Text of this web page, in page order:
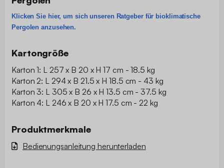
Klicken Sie hier, um sich unseren Ratgeber für bioklimatische
Pergolen anzusehen.
Kartongröße
Karton 1: L 257 x B 20 x H 17 cm - 18.5 kg
Karton 2: L 294 x B 21.5 x H 18.5 cm - 43 kg
Karton 3: L 305 x B 26 x H 13.5 cm - 37.5 kg
Karton 4: L 246 x B 20 x H 17.5 cm - 22 kg
Produktmerkmale
Bedienungsanleitung herunterladen